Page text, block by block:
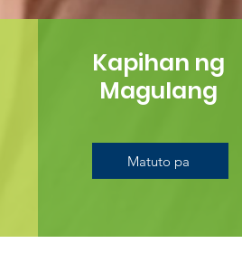
Kapihan ng
Magulang
Matuto pa